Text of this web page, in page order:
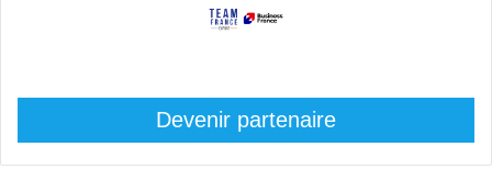
Devenir partenaire